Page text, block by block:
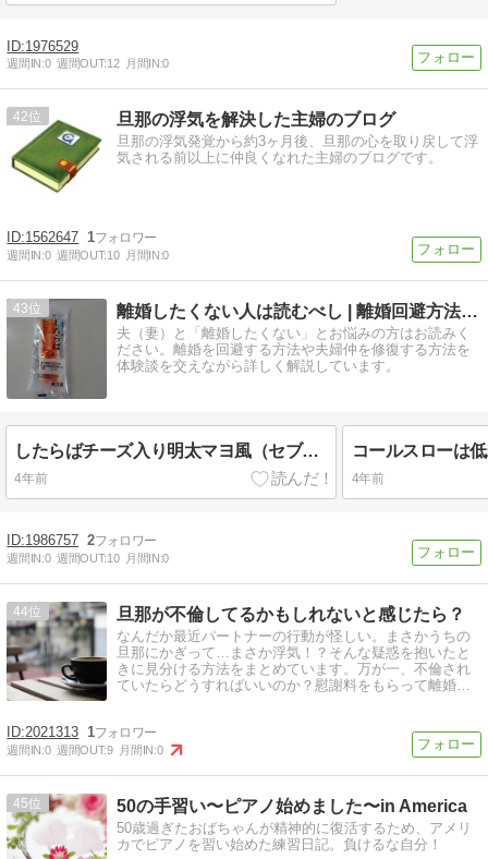
1976529
週間IN:0 週間OUT:12 月間IN:0
42 旦那の浮気を解決した主婦のブログ
旦那の浮気発覚から約3ヶ月後、旦那の心を取り戻して浮
気される前以上に仲良くなれた主婦のブログです。
1562647 1
週間IN:0 週間OUT:10 月間IN:0
43 離婚したくない人は読むべし | 離婚回避方法と夫婦仲の修復法
夫（妻）と「離婚したくない」とお悩みの方はお読みく
ださい。離婚を回避する方法や夫婦仲を修復する方法を
体験談を交えながら詳しく解説しています。
したらばチーズ入り明太マヨ風（セブンイレブン）が低糖質ながら美味しく満足感もありオススメ
4年前 4年前
1986757 2
週間IN:0 週間OUT:10 月間IN:0
44 旦那が不倫してるかもしれないと感じたら？
なんだか最近パートナーの行動が怪しい。まさかうちの
旦那にかぎって…まさか浮気！？そんな疑惑を抱いたと
きに見分ける方法をまとめています。万が一、不倫され
ていたらどうすればいいのか？慰謝料をもらって離婚？
2021313 1
週間IN:0 週間OUT:9 月間IN:0
45 50の手習い〜ピアノ始めました〜in America
50歳過ぎたおばちゃんが精神的に復活するため、アメリ
カでピアノを習い始めた練習日記。負けるな自分！